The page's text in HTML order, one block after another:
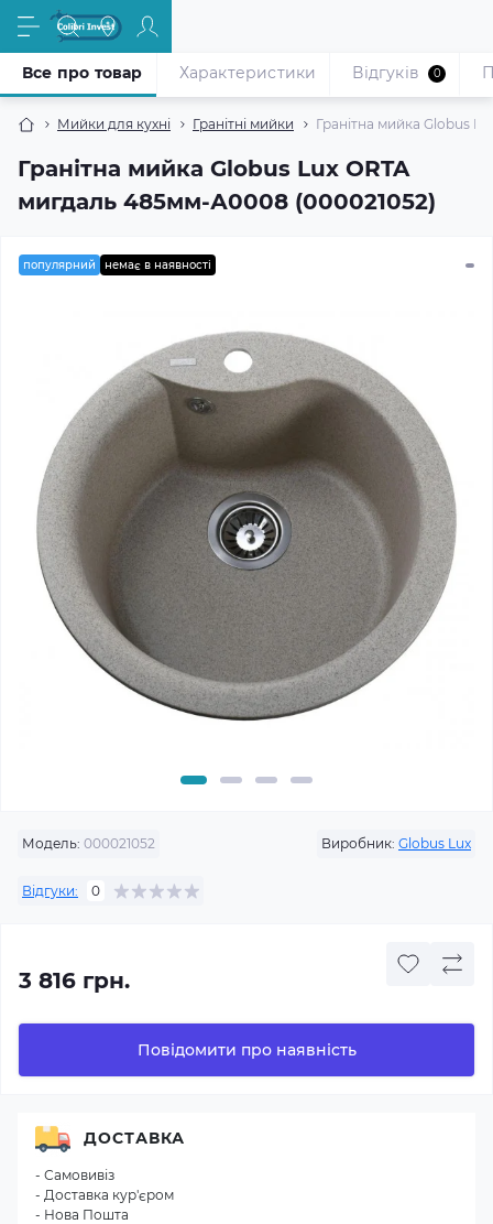
Мийки для кухні Гранітні мийки Гранітна мийка Globus
Гранітна мийка Globus Lux ORTA
мигдаль 485мм-А0008 (000021052)
Все про товар Характеристики Відгуків 0
популярний немає в наявності
Модель: 000021052 Виробник: Globus Lux
Відгуки: 0
3 816 грн.
Повідомити про наявність
ДОСТАВКА
- Самовивіз
- Доставка кур'єром
- Нова Пошта